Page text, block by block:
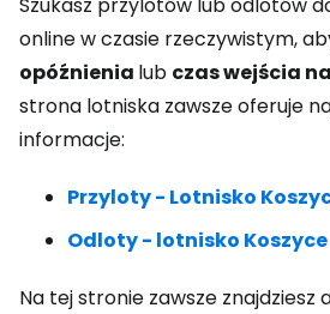
online w czasie rzeczywistym,
opóźnienia lub czas wejścia
strona lotniska zawsze oferuje
informacje:
Przyloty - Lotnisko
Odloty - lotnisko Koszyce
Na tej stronie zawsze